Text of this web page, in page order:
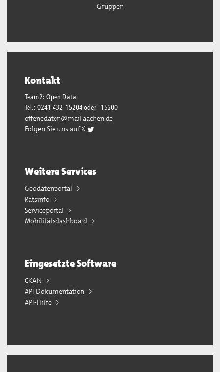
Gruppen
Kontakt
Team2: Open Data
Tel.: 0241 432-15204 oder -15200
offenedaten@mail.aachen.de
Folgen Sie uns auf X
Weitere Services
Geodatenportal
Ratsinfo
Serviceportal
Mobilitätsdashboard
Eingesetzte Software
CKAN
API Dokumentation
API-Hilfe